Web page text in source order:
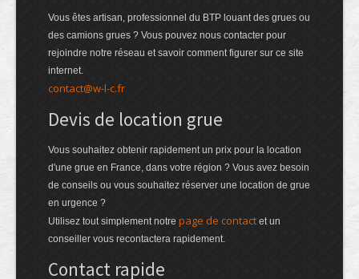
Vous êtes artisan, professionnel du BTP louant des grues ou
des camions grues ? Vous pouvez nous contacter pour
rejoindre notre réseau et savoir comment figurer sur ce site
internet.
contact@w-l-c.fr
Devis de location grue
Vous souhaitez obtenir rapidement un prix pour la location
d'une grue en France, dans votre région ? Vous avez besoin
de conseils ou vous souhaitez réserver une location de grue
en urgence ?
Utilisez tout simplement notre page de contact et un
conseiller vous recontactera rapidement.
Contact rapide